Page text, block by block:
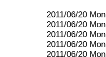
2011/06/20 Mon
2011/06/20 Mon
2011/06/20 Mon
2011/06/20 Mon
2011/06/20 Mon